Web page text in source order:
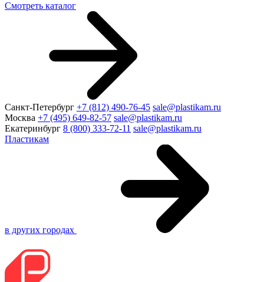
Смотреть каталог
Санкт-Петербург +7 (812) 490-76-45 sale@plastikam.ru
Москва +7 (495) 649-82-57 sale@plastikam.ru
Екатеринбург 8 (800) 333-72-11 sale@plastikam.ru
Пластикам
в других городах